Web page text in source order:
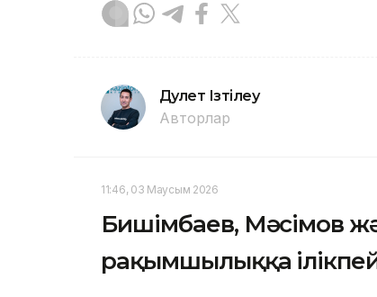
Дәулет Ізтілеу
Авторлар
11:46, 03 Маусым 2026
Бишімбаев, Мәсімов
рақымшылыққа